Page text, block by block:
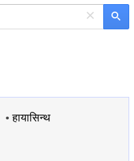
×
•हायासिन्थ